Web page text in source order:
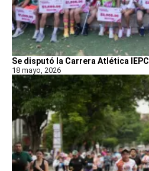
Se disputó la Carrera Atlética IEPC
18 mayo, 2026